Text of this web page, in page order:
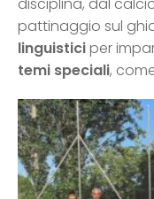
pattinaggio sul
linguisticiper
temi speciali,